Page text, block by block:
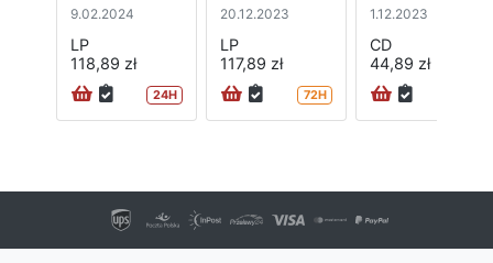
9.02.2024
LP
118,89 zł
24H
20.12.2023
LP
117,89 zł
72H
1.12.2023
CD
44,89 zł